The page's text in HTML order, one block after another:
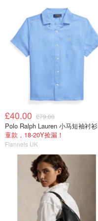
£40.00 £79.00
Polo Ralph Lauren 小马短袖衬衫
童款，18-20Y捡漏！
Flannels UK